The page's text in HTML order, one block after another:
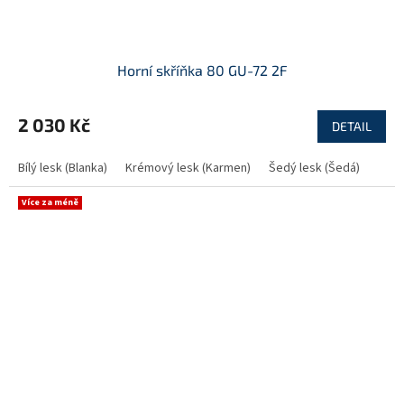
Horní skříňka 80 GU-72 2F
2 030 Kč DETAIL
Bílý lesk (Blanka) Krémový lesk (Karmen) Šedý lesk (Šedá)
Více za méně